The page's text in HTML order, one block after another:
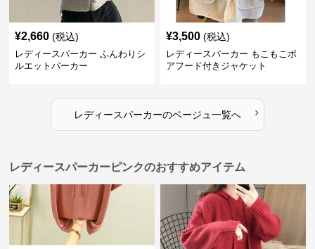
¥2,660 (税込)
レディースパーカー ふんわりシ
ルエットパーカー
¥3,500 (税込)
レディースパーカー もこもこボ
アフード付きジャケット
レディースパーカーのベージュ 一覧へ ›
レディースパーカーピンクのおすすめアイテム